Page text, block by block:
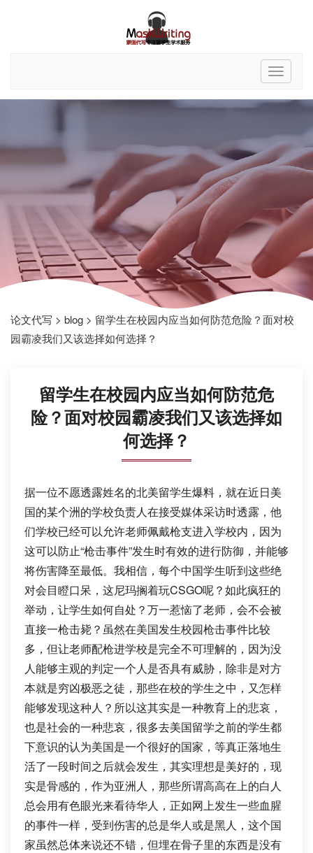
论文代写 > blog > 留学生在校园内应当如何防范危险？面对校
园霸凌我们又该选择如何选择？
留学生在校园内应当如何防范危
险？面对校园霸凌我们又该选择如
何选择？
据一位不愿透露姓名的北美留学生爆料，就在近日美
国的某个洲的学校负责人在接受媒体采访时透露，他
们学校已经可以允许老师佩戴枪支进入学校内，因为
这可以防止“枪击事件”发生时有效的进行防御，并能够
将伤害降至最低。我相信，每个中国学生听到这些绝
对会目瞪口呆，这尼玛搁着玩CSGO呢？如此疯狂的
举动，让学生如何自处？万一惹恼了老师，会不会被
直接一枪击毙？虽然在美国发生校园枪击事件比较
多，但让老师配枪进学校是完全不可理解的，因为没
人能够主观的判定一个人是否具有威胁，除非是对方
本就是穷凶极恶之徒，那些在校的学生之中，又怎样
能够发现这种人？所以这其实是一种教育上的悲哀，
也是社会的一种悲哀，很多去美国留学之前的学生都
下意识的认为美国是一个很好的国家，等真正落地生
活了一段时间之后就会发生，其实理想是美好的，现
实是骨感的，作为亚洲人，那些所谓高高在上的白人
总会用有色眼光来看待华人，正如网上发生一些血腥
的事件一样，受到伤害的总是华人或是黑人，这个国
家虽然总体来说还不错，但埋在骨子里的东西是没有